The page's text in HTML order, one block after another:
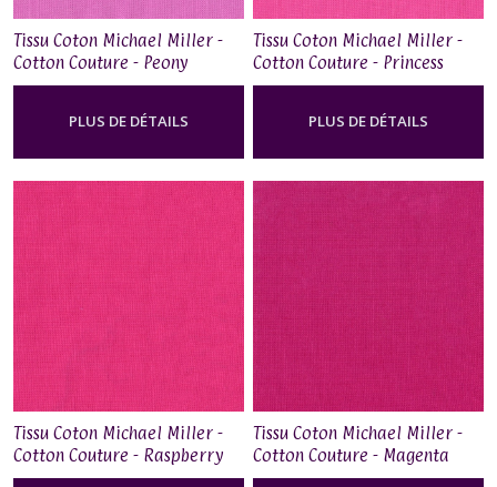
Tissu Coton Michael Miller -
Cotton Couture - Peony
PLUS DE DÉTAILS
Tissu Coton Michael Miller -
Cotton Couture - Princess
PLUS DE DÉTAILS
Tissu Coton Michael Miller -
Cotton Couture - Raspberry
Tissu Coton Michael Miller -
Cotton Couture - Magenta